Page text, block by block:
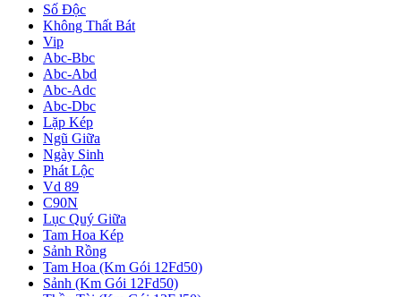
Số Độc
Không Thất Bát
Vip
Abc-Bbc
Abc-Abd
Abc-Adc
Abc-Dbc
Lặp Kép
Ngũ Giữa
Ngày Sinh
Phát Lộc
Vd 89
C90N
Lục Quý Giữa
Tam Hoa Kép
Sảnh Rồng
Tam Hoa (Km Gói 12Fd50)
Sảnh (Km Gói 12Fd50)